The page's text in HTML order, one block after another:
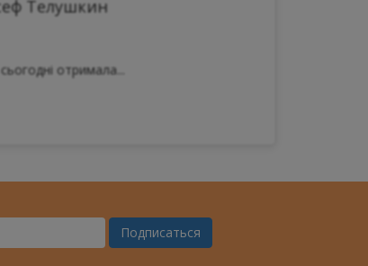
Телушкин
отримала...
Подписаться